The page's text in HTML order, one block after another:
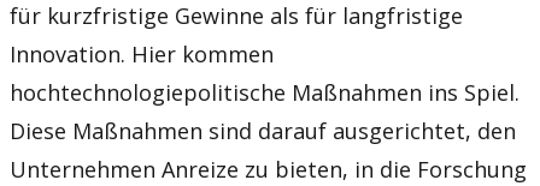
für kurzfristige Gewinne als für langfristige
Innovation. Hier kommen
hochtechnologiepolitische Maßnahmen ins Spiel.
Diese Maßnahmen sind darauf ausgerichtet, den
Unternehmen Anreize zu bieten, in die Forschung